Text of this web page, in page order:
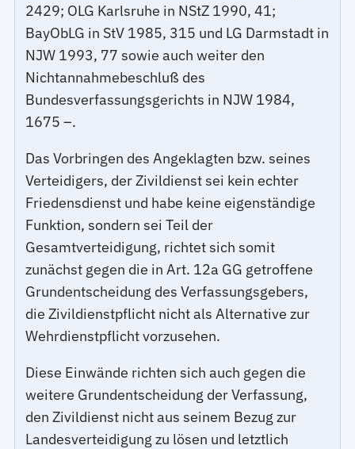
2429; OLG Karlsruhe in NStZ 1990, 41;
BayObLG in StV 1985, 315 und LG Darmstadt in
NJW 1993, 77 sowie auch weiter den
Nichtannahmebeschluß des
Bundesverfassungsgerichts in NJW 1984,
1675 –.
Das Vorbringen des Angeklagten bzw. seines
Verteidigers, der Zivildienst sei kein echter
Friedensdienst und habe keine eigenständige
Funktion, sondern sei Teil der
Gesamtverteidigung, richtet sich somit
zunächst gegen die in Art. 12a GG getroffene
Grundentscheidung des Verfassungsgebers,
die Zivildienstpflicht nicht als Alternative zur
Wehrdienstpflicht vorzusehen.
Diese Einwände richten sich auch gegen die
weitere Grundentscheidung der Verfassung,
den Zivildienst nicht aus seinem Bezug zur
Landesverteidigung zu lösen und letztlich